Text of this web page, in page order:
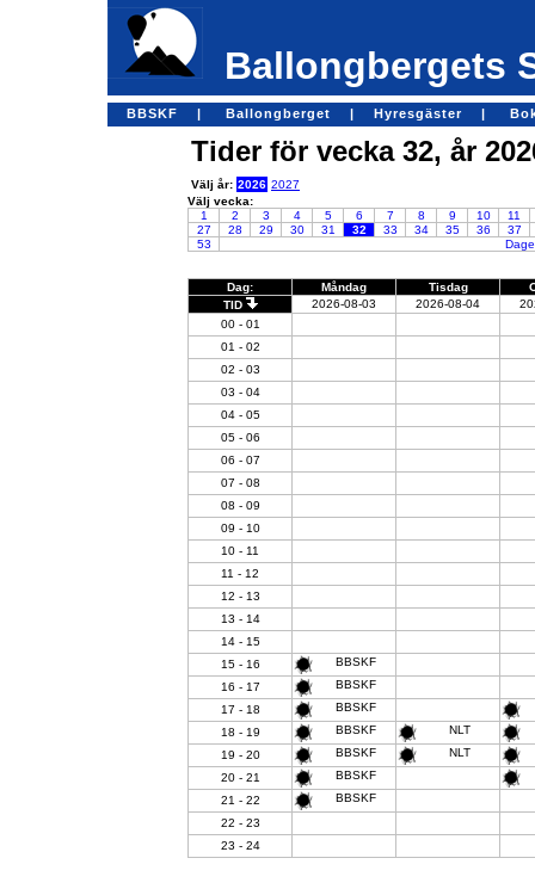
Ballongbergets
BBSKF | Ballongberget | Hyresgäster |
Tider för vecka 32, år
Välj år: 2026 2027
Välj vecka:
1
2 3 4 5 6 7 8 9 10
11
27
28 29 30 31 32 33 34 35 36
37
53
Dag: Måndag Tisdag
TID
2026-08-03 2026-08-04
00 - 01
01 - 02
02 - 03
03 - 04
04 - 05
05 - 06
06 - 07
07 - 08
08 - 09
09 - 10
10 - 11
11 - 12
12 - 13
13 - 14
14 - 15
15 - 16
BBSKF
16 - 17
BBSKF
17 - 18
BBSKF
18 - 19
BBSKF
NLT
19 - 20
BBSKF
NLT
20 - 21
BBSKF
21 - 22
BBSKF
22 - 23
23 - 24